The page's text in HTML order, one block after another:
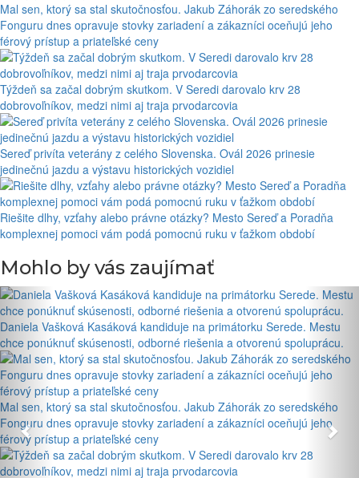
Mal sen, ktorý sa stal skutočnosťou. Jakub Záhorák zo seredského
Fonguru dnes opravuje stovky zariadení a zákazníci oceňujú jeho
férový prístup a priateľské ceny
Týždeň sa začal dobrým skutkom. V Seredi darovalo krv 28
dobrovoľníkov, medzi nimi aj traja prvodarcovia
Sereď privíta veterány z celého Slovenska. Ovál 2026 prinesie
jedinečnú jazdu a výstavu historických vozidiel
Riešite dlhy, vzťahy alebo právne otázky? Mesto Sereď a Poradňa
komplexnej pomoci vám podá pomocnú ruku v ťažkom období
Mohlo by vás zaujímať
Daniela Vašková Kasáková kandiduje na primátorku Serede. Mestu
chce ponúknuť skúsenosti, odborné riešenia a otvorenú spoluprácu.
Mal sen, ktorý sa stal skutočnosťou. Jakub Záhorák zo seredského
Fonguru dnes opravuje stovky zariadení a zákazníci oceňujú jeho
férový prístup a priateľské ceny